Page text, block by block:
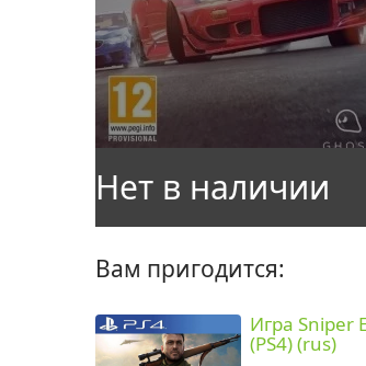
Вам пригодится:
Игра Sniper
(PS4) (rus)